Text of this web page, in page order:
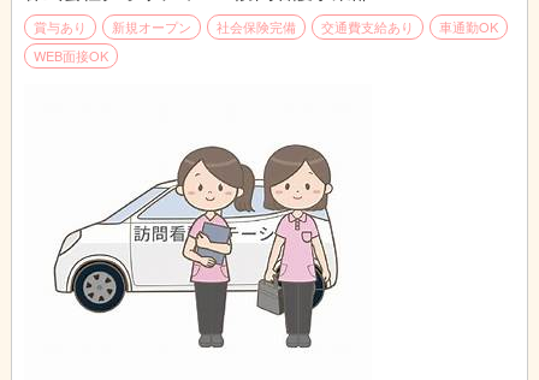
賞与あり 新規オープン 社会保険完備 交通費支給あり
車通勤OK
WEB面接OK